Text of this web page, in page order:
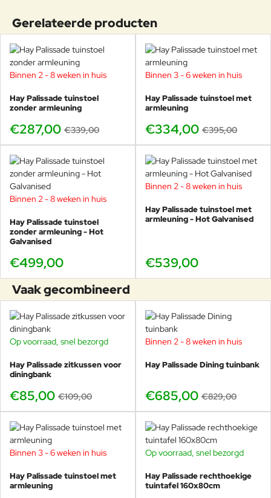
omdat deze de waterafstotende
laag kunnen beschadigen. Hoewel
de stof waterafstotend is, wordt
het aangeraden om bij langdurige
blootstelling aan zware regen of
Met deze eenvoudige zorg blijft uw
Olefin-stof jarenlang mooi en
kussens op te bergen wanneer u ze niet gebruikt.
Geschikt voor vele jaren buitenplezier!
In onze showroom in Voorschoten kunt u alle
kom snel proefzitten!
Gerelateerde producten
-15%
Binnen 2 - 8 weken in huis
Hay Palissade tuinstoel
zonder armleuning
€287,00 €339,00
-15%
Binnen 3 - 6 weken in huis
Hay Palissade tuinstoel met
armleuning
€334,00 €395,00
Binnen 2 - 8 weken in huis
Hay Palissade tuinstoel
zonder armleuning - Hot
Galvanised
€499,00
Binnen 2 - 8 weken in huis
Hay Palissade tuinstoel met
armleuning - Hot Galvanised
€539,00
Vaak gecombineerd
-22%
Op voorraad, snel bezorgd
Hay Palissade zitkussen voor
diningbank
€85,00 €109,00
-17%
Binnen 2 - 8 weken in huis
Hay Palissade Dining tuinbank
€685,00 €829,00
-15%
Binnen 3 - 6 weken in huis
Hay Palissade tuinstoel met
armleuning
-20%
Op voorraad, snel bezorgd
Hay Palissade rechthoekige
tuintafel 160x80cm